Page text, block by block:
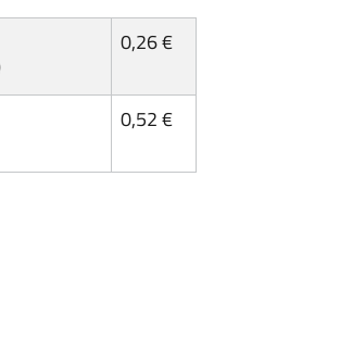
0,26 €
0,52 €